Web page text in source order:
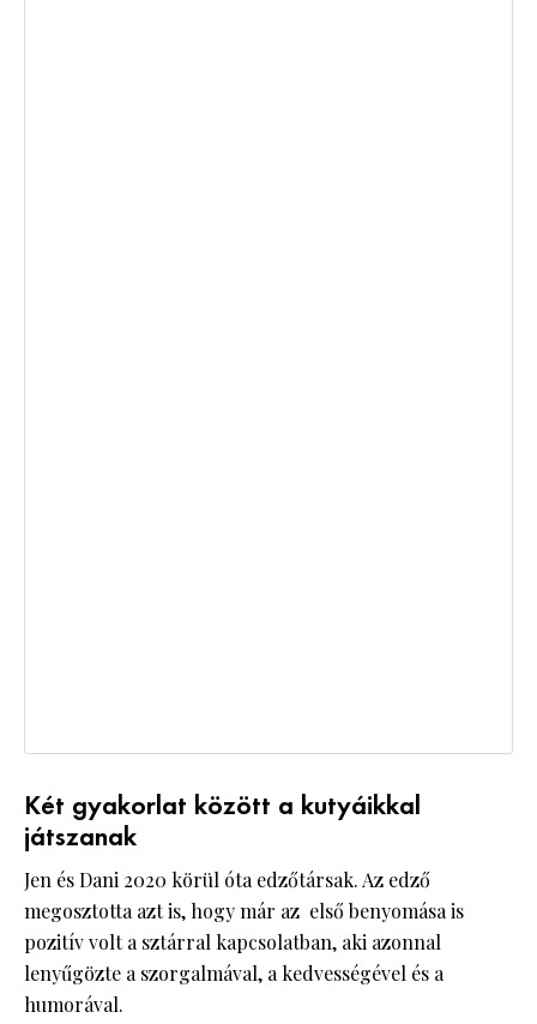
Két gyakorlat között a kutyáikkal
játszanak
Jen és Dani 2020 körül óta edzőtársak. Az edző
megosztotta azt is, hogy már az első benyomása is
pozitív volt a sztárral kapcsolatban, aki azonnal
lenyűgözte a szorgalmával, a kedvességével és a
humorával.